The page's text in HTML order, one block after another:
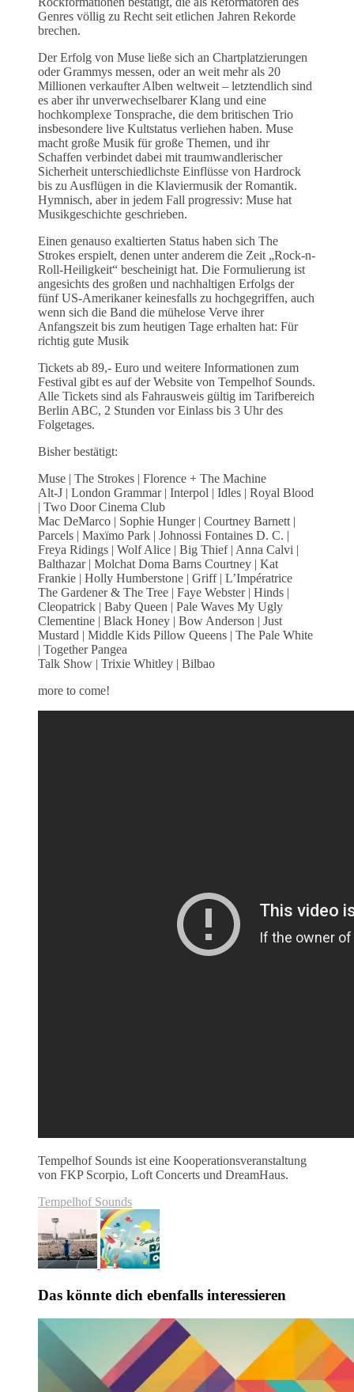
Genres völlig zu Recht seit etlichen Jahren Rekorde
brechen.
Der Erfolg von Muse ließe sich an Chartplatzierungen
oder Grammys messen, oder an weit mehr als 20
Millionen verkaufter Alben weltweit – letztendlich sind
es aber ihr unverwechselbarer Klang und eine
hochkomplexe Tonsprache, die dem britischen Trio
insbesondere live Kultstatus verliehen haben. Muse
macht große Musik für große Themen, und ihr
Schaffen verbindet dabei mit traumwandlerischer
Sicherheit unterschiedlichste Einflüsse von Hardrock
bis zu Ausflügen in die Klaviermusik der Romantik.
Hymnisch, aber in jedem Fall progressiv: Muse hat
Musikgeschichte geschrieben.
Einen genauso exaltierten Status haben sich The
Strokes erspielt, denen unter anderem die Zeit „Rock-n-
Roll-Heiligkeit“ bescheinigt hat. Die Formulierung ist
angesichts des großen und nachhaltigen Erfolgs der
fünf US-Amerikaner keinesfalls zu hochgegriffen, auch
wenn sich die Band die mühelose Verve ihrer
Anfangszeit bis zum heutigen Tage erhalten hat: Für
richtig gute Musik
Tickets ab 89,- Euro und weitere Informationen zum
Festival gibt es auf der Website von Tempelhof Sounds.
Alle Tickets sind als Fahrausweis gültig im Tarifbereich
Berlin ABC, 2 Stunden vor Einlass bis 3 Uhr des
Folgetages.
Bisher bestätigt:
Muse | The Strokes | Florence + The Machine
Alt-J | London Grammar | Interpol | Idles | Royal Blood
| Two Door Cinema Club
Mac DeMarco | Sophie Hunger | Courtney Barnett |
Parcels | Maxïmo Park | Johnossi Fontaines D. C. |
Freya Ridings | Wolf Alice | Big Thief | Anna Calvi |
Balthazar | Molchat Doma Barns Courtney | Kat
Frankie | Holly Humberstone | Griff | L’Impératrice
The Gardener & The Tree | Faye Webster | Hinds |
Cleopatrick | Baby Queen | Pale Waves My Ugly
Clementine | Black Honey | Bow Anderson | Just
Mustard | Middle Kids Pillow Queens | The Pale White
| Together Pangea
Talk Show | Trixie Whitley | Bilbao
more to come!
Tempelhof Sounds ist eine Kooperationsveranstaltung
von FKP Scorpio, Loft Concerts und DreamHaus.
Tempelhof Sounds
Das könnte dich ebenfalls interessieren